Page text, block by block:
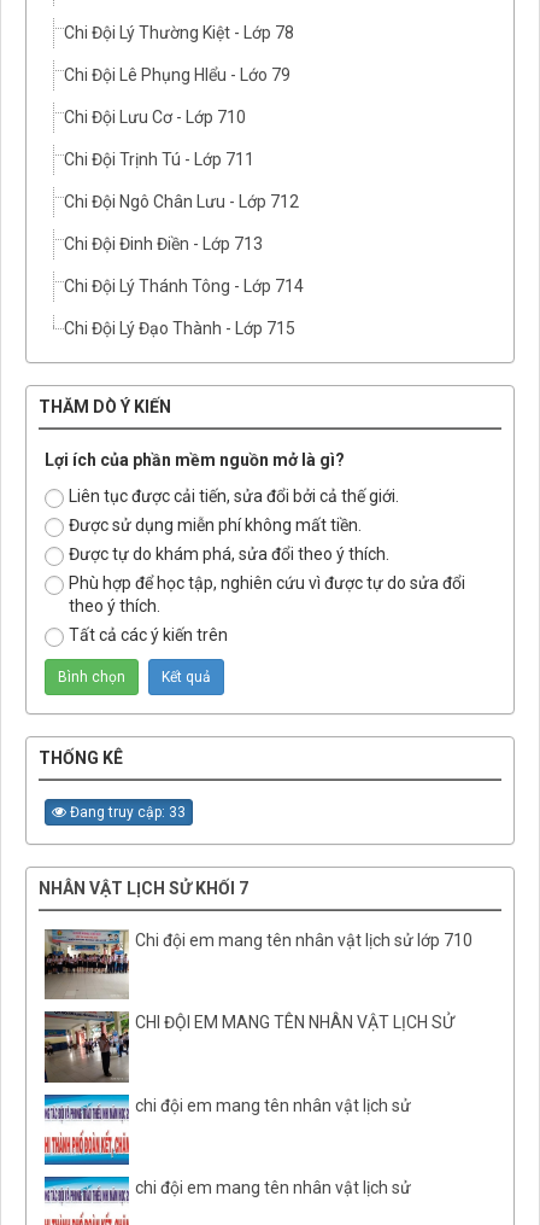
Chi Đội Lý Thường Kiệt - Lớp 78
Chi Đội Lê Phụng HIểu - Lớo 79
Chi Đội Lưu Cơ - Lớp 710
Chi Đội Trịnh Tú - Lớp 711
Chi Đội Ngô Chân Lưu - Lớp 712
Chi Đội Đinh Điền - Lớp 713
Chi Đội Lý Thánh Tông - Lớp 714
Chi Đội Lý Đạo Thành - Lớp 715
THĂM DÒ Ý KIẾN
Lợi ích của phần mềm nguồn mở là gì?
Liên tục được cải tiến, sửa đổi bởi cả thế giới.
Được sử dụng miễn phí không mất tiền.
Được tự do khám phá, sửa đổi theo ý thích.
Phù hợp để học tập, nghiên cứu vì được tự do sửa đổi
theo ý thích.
Tất cả các ý kiến trên
THỐNG KÊ
Đang truy cập: 33
NHÂN VẬT LỊCH SỬ KHỐI 7
Chi đội em mang tên nhân vật lịch sử lớp 710
CHI ĐỘI EM MANG TÊN NHÂN VẬT LỊCH SỬ
chi đội em mang tên nhân vật lịch sử
chi đội em mang tên nhân vật lịch sử